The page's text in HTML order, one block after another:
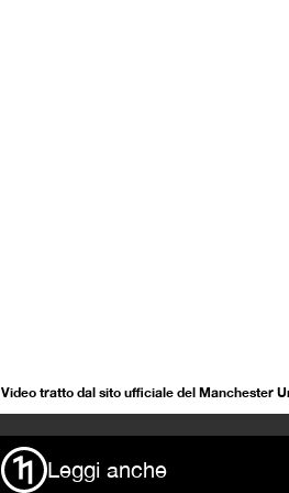
Video tratto dal sito ufficiale del Manchester
Leggi anche